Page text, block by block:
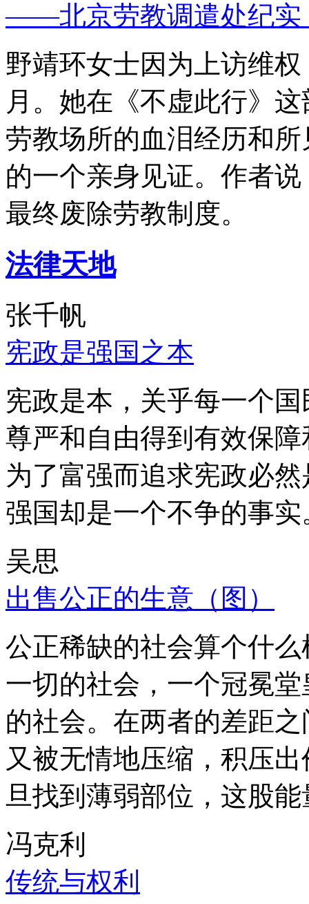
——北京劳教调遣处纪实
野靖环女士因为上访维
月。她在《不虚此行》
劳教场所的血泪经历和
的一个亲身见证。作者
最终废除劳教制度。
法律天地
张千帆
宪政是强国之本
宪政是本，关乎每一个
尊严和自由得到有效保
为了富强而追求宪政必
强国却是一个不争的事实
吴思
出售公正的生意（图）
公正稀缺的社会算个什
一切的社会，一个冠冕
的社会。在两者的差距
又被无情地压缩，积压
旦找到薄弱部位，这股
冯克利
传统与权利